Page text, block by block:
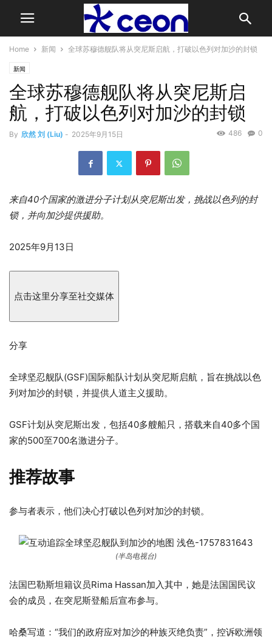
Home 新闻 全球苏穆德舰队将从突尼斯启航，打破以色列对加沙的封锁
新闻
全球苏穆德舰队将从突尼斯启
航，打破以色列对加沙的封锁
By 欣然 刘 (Liu) - 2025年9月15日 0
486
来自40个国家的激进分子计划从突尼斯出发，挑战以色列的封
锁，并向加沙提供援助。
发
2025
9
月
日
2025年9月13日
点击这里分享至社交媒体
分享
全球坚忍舰队(GSF)国际船队计划从突尼斯启航，旨在挑战以色
列对加沙的封锁，并提供人道主义援助。
GSF计划从突尼斯出发，包括40多艘船只，搭载来自40多个国
家的500至700名激进分子。
推荐故事
3
表
列
参与者表示，他们决心打破以色列对加沙的封锁。
(半岛电视台)
法国巴勒斯坦籍议员Rima Hassan加入其中，她是法国国民议
会的成员，在突尼斯登船后宣布参与。
哈桑写道：“我们的政府应对加沙的种族灭绝负责”，控诉欧洲领